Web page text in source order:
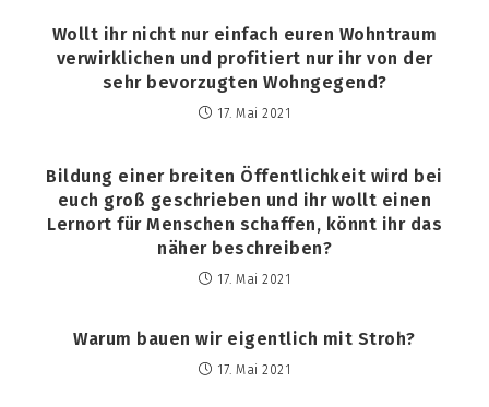
Wollt ihr nicht nur einfach euren Wohntraum
verwirklichen und profitiert nur ihr von der
sehr bevorzugten Wohngegend?
17. Mai 2021
Bildung einer breiten Öffentlichkeit wird bei
euch groß geschrieben und ihr wollt einen
Lernort für Menschen schaffen, könnt ihr das
näher beschreiben?
17. Mai 2021
Warum bauen wir eigentlich mit Stroh?
17. Mai 2021